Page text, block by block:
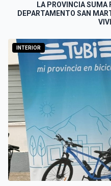
LA PROVINCIA SUMA
DEPARTAMENTO SAN
INTERIOR